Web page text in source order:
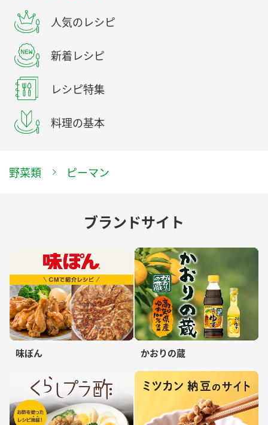
人気のレシピ
新着レシピ
レシピ特集
料理の基本
野菜類 ピーマン
ブランドサイト
味ぽん かおりの蔵